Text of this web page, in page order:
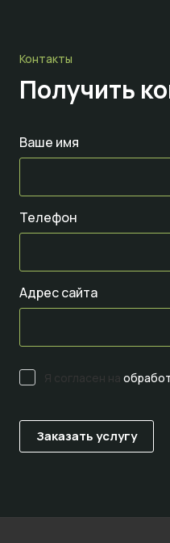
Контакты
Получить
Ваше имя
Телефон
Адрес сайта
Я согласен на